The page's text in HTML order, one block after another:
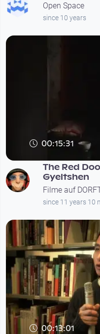
Open Space
since 10 years
00:15:31
The Red
Gyeltshen
Filme auf
since 11 years 10
00:13:01